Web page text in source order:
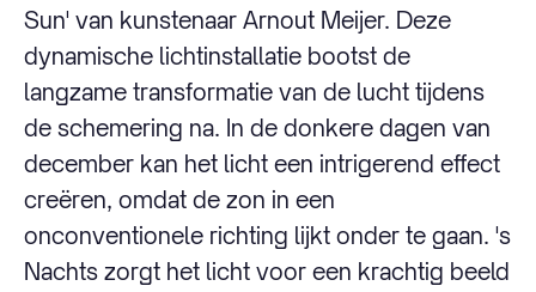
Sun' van kunstenaar Arnout Meijer. Deze
dynamische lichtinstallatie bootst de
langzame transformatie van de lucht tijdens
de schemering na. In de donkere dagen van
december kan het licht een intrigerend effect
creëren, omdat de zon in een
onconventionele richting lijkt onder te gaan. 's
Nachts zorgt het licht voor een krachtig beeld